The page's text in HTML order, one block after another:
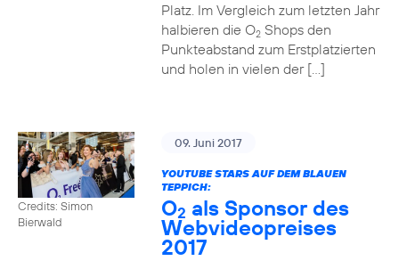
Platz. Im Vergleich zum letzten Jahr
halbieren die O2Shops den
Punkteabstand zum Erstplatzierten
und holen in vielen der […]
Credits: Simon
Bierwald
09. Juni 2017
YOUTUBE STARS AUF DEM BLAUEN
TEPPICH:
O2 als Sponsor des
Webvideopreises
2017